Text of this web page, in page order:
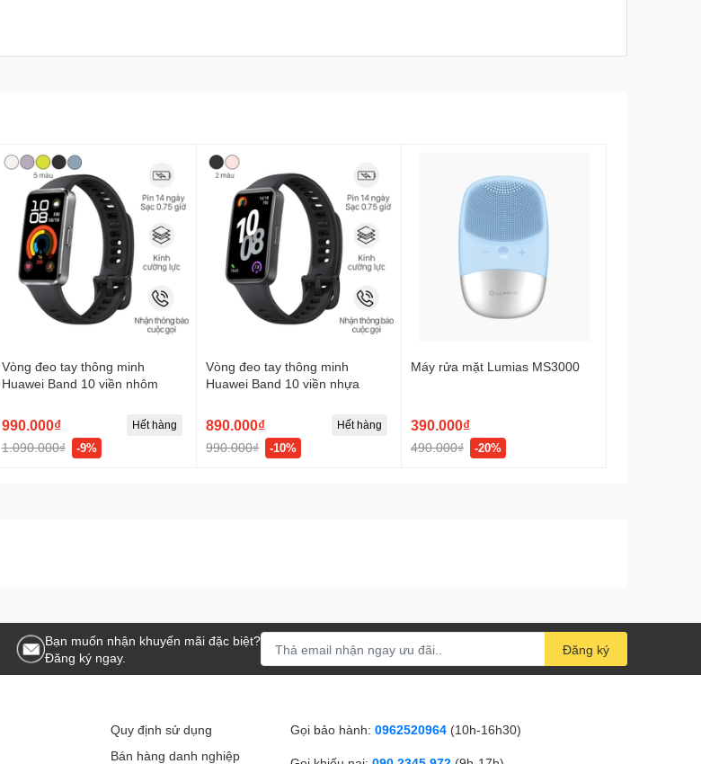
Vòng đeo tay thông minh
Huawei Band 10 viền nhôm
990.000₫
1.090.000₫ -9%
Hết hàng
Vòng đeo tay thông minh
Huawei Band 10 viền nhựa
890.000₫
990.000₫ -10%
Hết hàng
Máy rửa mặt Lumias MS3000
390.000₫
490.000₫ -20%
Bạn muốn nhận khuyến mãi đặc biệt?
Đăng ký ngay.
Đăng ký
Quy định sử dụng
Bán hàng danh nghiệp
Gọi bảo hành: 0962520964 (10h-16h30)